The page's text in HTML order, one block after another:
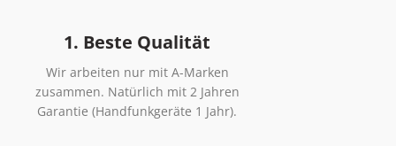
1. Beste Qualität
Wir arbeiten nur mit A-Marken
zusammen. Natürlich mit 2 Jahren
Garantie (Handfunkgeräte 1 Jahr).